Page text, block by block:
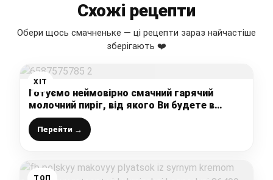
Схожі рецепти
Обери щось смачненьке — ці рецепти зараз найчастіше
зберігають ❤️
ХІТ
Готуємо неймовірно смачний гарячий
молочний пиріг, від якого Ви будете в
захваті – просто все змішала і в духовку
Перейти →
ТОП